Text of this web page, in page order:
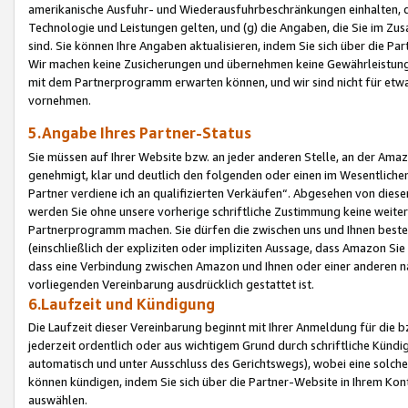
amerikanische Ausfuhr- und Wiederausfuhrbeschränkungen
Technologie und Leistungen gelten, und (g) die Angaben, die Sie im
sind. Sie können Ihre Angaben aktualisieren, indem Sie sich über die
Wir machen keine Zusicherungen und übernehmen keine
mit dem Partnerprogramm erwarten können, und wir sind nicht für
vornehmen.
5.Angabe Ihres Partner-Status
Sie müssen auf Ihrer Website bzw. an jeder anderen Stelle, an der
genehmigt, klar und deutlich den folgenden oder einen im
Partner verdiene ich an qualifizierten Verkäufen“. Abgesehen von
werden Sie ohne unsere vorherige schriftliche Zustimmung keine
Partnerprogramm machen. Sie dürfen die zwischen uns und Ihnen
(einschließlich der expliziten oder impliziten Aussage, dass Amazon
dass eine Verbindung zwischen Amazon und Ihnen oder einer
vorliegenden Vereinbarung ausdrücklich gestattet ist.
6.Laufzeit und Kündigung
Die Laufzeit dieser Vereinbarung beginnt mit Ihrer Anmeldung für die
jederzeit ordentlich oder aus wichtigem Grund durch schriftliche
automatisch und unter Ausschluss des Gerichtswegs), wobei eine
können kündigen, indem Sie sich über die Partner-Website in Ihrem
auswählen.